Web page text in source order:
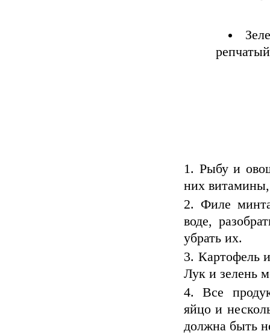
Рыбу и
них
Филе
воде,
убрать их.
Картофель
Лук и зелень
Все
яйцо и
должна быть